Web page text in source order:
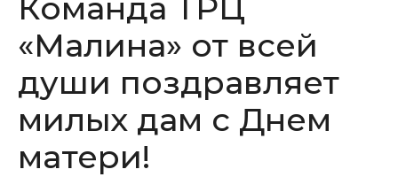
Команда ТРЦ
«Малина» от всей
души поздравляет
милых дам с Днем
матери!